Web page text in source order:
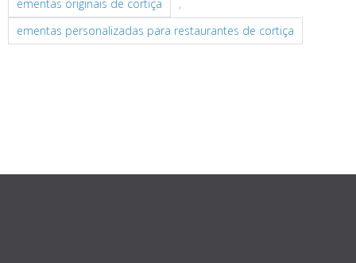
ementas originais de cortiça
,
ementas personalizadas para restaurantes de cortiça